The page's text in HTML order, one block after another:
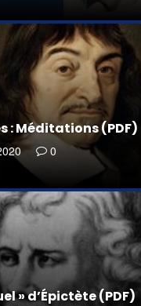
: Méditations (PDF)
0
» d’Épictète (PDF)